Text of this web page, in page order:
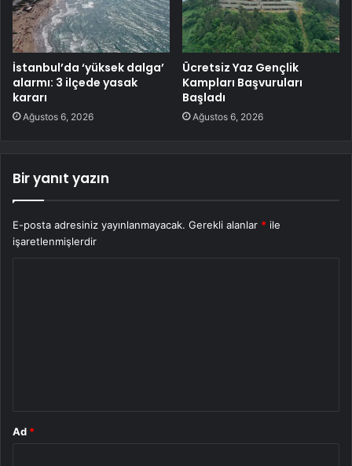
İstanbul’da ‘yüksek dalga’
alarmı: 3 ilçede yasak
kararı
Ağustos 6, 2026
Ücretsiz Yaz Gençlik
Kampları Başvuruları
Başladı
Ağustos 6, 2026
Bir yanıt yazın
E-posta adresiniz yayınlanmayacak. Gerekli alanlar * ile
işaretlenmişlerdir
Ad *